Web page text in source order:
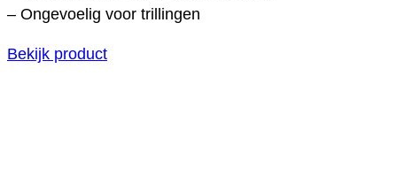
– Ongevoelig voor trillingen
Bekijk product